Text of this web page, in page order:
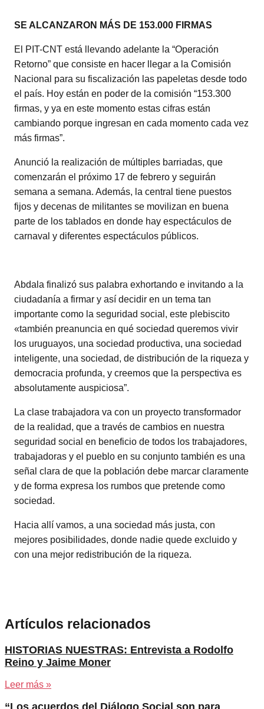
SE ALCANZARON MÁS DE 153.000 FIRMAS
El PIT-CNT está llevando adelante la “Operación
Retorno” que consiste en hacer llegar a la Comisión
Nacional para su fiscalización las papeletas desde todo
el país. Hoy están en poder de la comisión “153.300
firmas, y ya en este momento estas cifras están
cambiando porque ingresan en cada momento cada vez
más firmas”.
Anunció la realización de múltiples barriadas, que
comenzarán el próximo 17 de febrero y seguirán
semana a semana. Además, la central tiene puestos
fijos y decenas de militantes se movilizan en buena
parte de los tablados en donde hay espectáculos de
carnaval y diferentes espectáculos públicos.
Abdala finalizó sus palabra exhortando e invitando a la
ciudadanía a firmar y así decidir en un tema tan
importante como la seguridad social, este plebiscito
«también preanuncia en qué sociedad queremos vivir
los uruguayos, una sociedad productiva, una sociedad
inteligente, una sociedad, de distribución de la riqueza y
democracia profunda, y creemos que la perspectiva es
absolutamente auspiciosa”.
La clase trabajadora va con un proyecto transformador
de la realidad, que a través de cambios en nuestra
seguridad social en beneficio de todos los trabajadores,
trabajadoras y el pueblo en su conjunto también es una
señal clara de que la población debe marcar claramente
y de forma expresa los rumbos que pretende como
sociedad.
Hacia allí vamos, a una sociedad más justa, con
mejores posibilidades, donde nadie quede excluido y
con una mejor redistribución de la riqueza.
Artículos relacionados
HISTORIAS NUESTRAS: Entrevista a Rodolfo
Reino y Jaime Moner
Leer más »
“Los acuerdos del Diálogo Social son para